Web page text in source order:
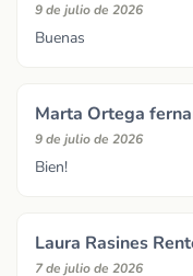
9 de julio de 2026
Buenas
Marta Ortega
9 de julio de 2026
Bien!
Laura Rasines
7 de julio de 2026